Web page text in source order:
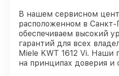
В нашем сервисном
расположенном в
обеспечиваем высокий
гарантий для всех
Miele KWT 1612 Vi. Наши
на принципах доверия и